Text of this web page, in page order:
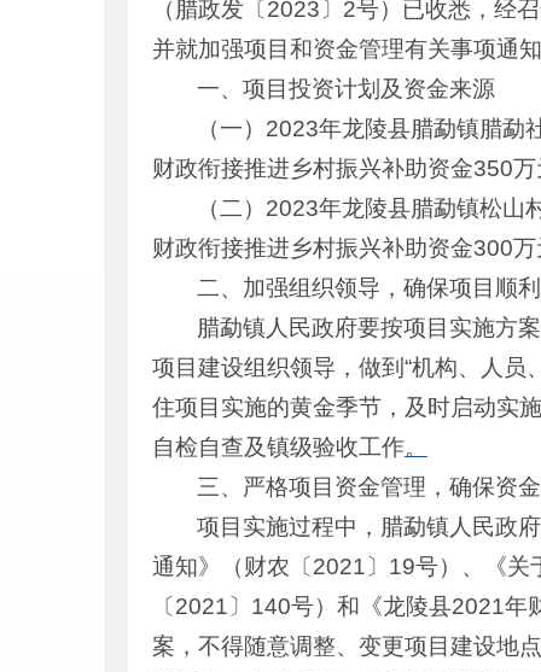
（腊政发〔2023〕2号）已收悉，经
并就加强项目和资金管理有关事项通
一、项目投资计划及资金来源
（一）2023年龙陵县腊勐镇腊
财政衔接推进乡村振兴补助资金350
（二）2023年龙陵县腊勐镇松
财政衔接推进乡村振兴补助资金300
二、加强组织领导，确保项目顺
腊勐镇人民政府要按项目实施方
项目建设组织领导，做到“机构、人
住项目实施的黄金季节，及时启动实
自检自查及镇级验收工作。
三、严格项目资金管理，确保资
项目实施过程中，腊勐镇人民政
通知》（财农〔2021〕19号）、《
〔2021〕140号）和《龙陵县2021
案，不得随意调整、变更项目建设地